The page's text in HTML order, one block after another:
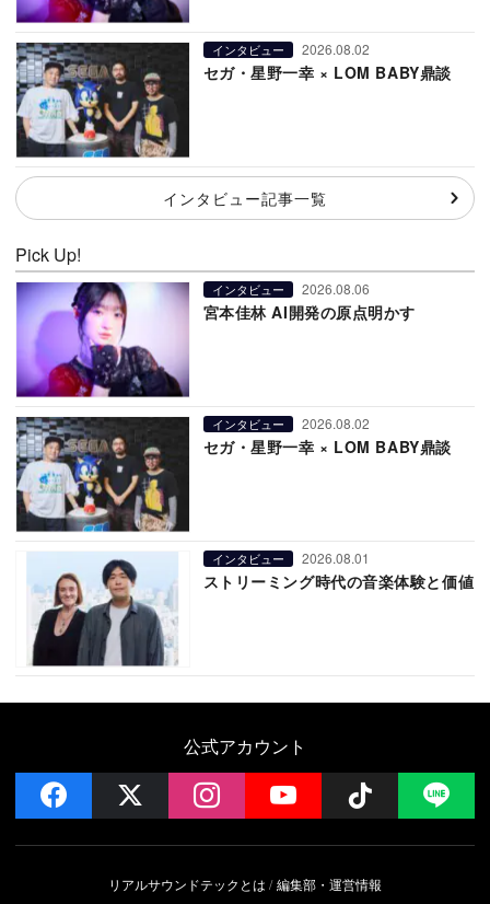
インタビュー 2026.08.02
セガ・星野一幸 × LOM BABY鼎談
インタビュー記事一覧
Pick Up!
インタビュー 2026.08.06
宮本佳林 AI開発の原点明かす
インタビュー 2026.08.02
セガ・星野一幸 × LOM BABY鼎談
インタビュー 2026.08.01
ストリーミング時代の音楽体験と価値
公式アカウント
facebook instagramYouTube Follow
リアルサウンドテックとは 編集部・運営情報